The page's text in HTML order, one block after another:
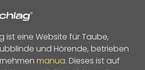
ist eine Website für Taube,
und Hörende, betrieben
manua. Dieses ist auf